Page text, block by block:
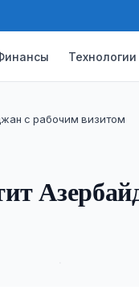
Технологии
с рабочим визитом